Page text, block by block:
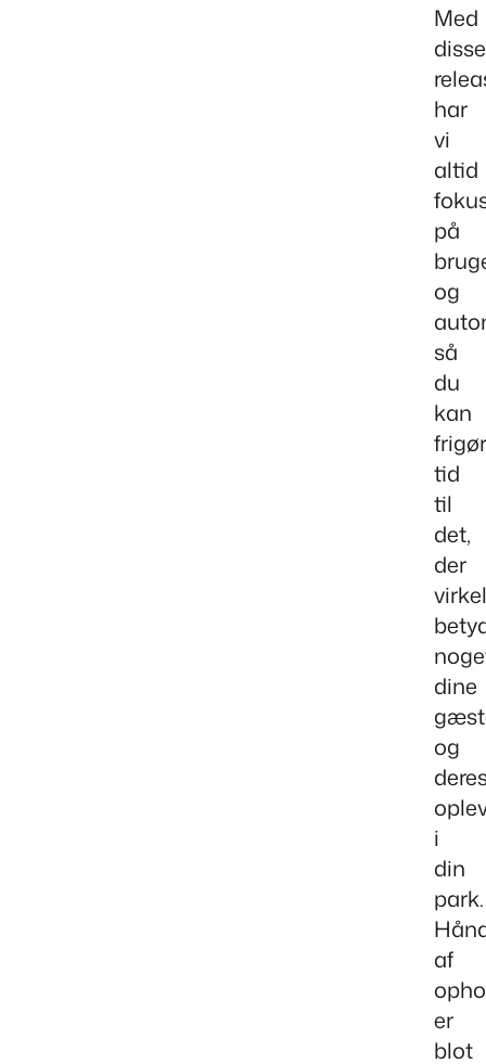
Med
disse
har
vi
altid
på
og
så
du
kan
tid
til
det,
der
dine
og
i
din
park.
af
er
blot